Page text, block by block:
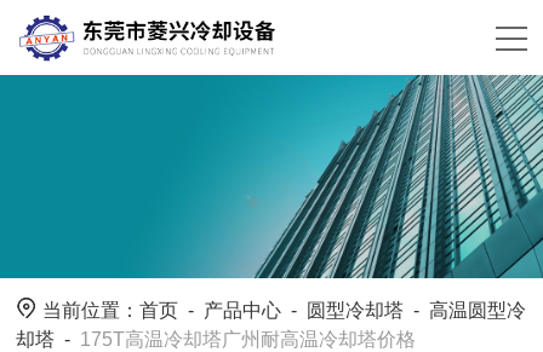
当前位置：首页 - 产品中心 - 圆型冷却塔 -高温圆型冷
却塔 - 175T高温冷却塔广州耐高温冷却塔价格